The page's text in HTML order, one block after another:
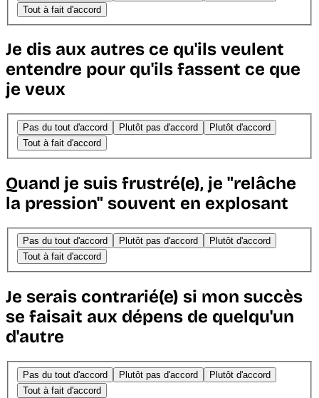
Tout à fait d'accord
Je dis aux autres ce qu'ils veulent
entendre pour qu'ils fassent ce que
je veux
Pas du tout d'accord Plutôt pas d'accord
Plutôt d'accord
Tout à fait d'accord
Quand je suis frustré(e), je "relâche
la pression" souvent en explosant
Pas du tout d'accord Plutôt pas d'accord
Plutôt d'accord
Tout à fait d'accord
Je serais contrarié(e) si mon succès
se faisait aux dépens de quelqu'un
d'autre
Pas du tout d'accord Plutôt pas d'accord
Plutôt d'accord
Tout à fait d'accord